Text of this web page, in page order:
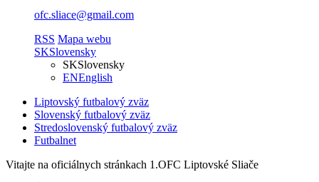
ofc.sliace@gmail.com
RSS Mapa webu
SKSlovensky
SKSlovensky
ENEnglish
Liptovský futbalový zväz
Slovenský futbalový zväz
Stredoslovenský futbalový zväz
Futbalnet
Vitajte na oficiálnych stránkach 1.OFC Liptovské Sliače